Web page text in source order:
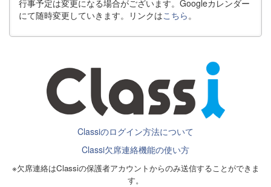
行事予定は変更になる場合がございます。Googleカレンダー
にて随時変更していきます。リンクはこちら。
Classiのログイン方法について
Classi欠席連絡機能の使い方
※欠席連絡はClassiの保護者アカウントからのみ送信することができま
す。